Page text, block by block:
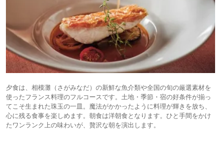
夕食は、相模灘（さがみなだ）の新鮮な魚介類や全国の旬の厳選素材を
使ったフランス料理のフルコースです。土地・季節・宿の好条件が揃っ
てこそ生まれた珠玉の一皿。魔法がかかったように料理が輝きを放ち、
心に残る食事を楽しめます。朝食は洋朝食となります。ひと手間をかけ
たワンランク上の味わいが、贅沢な朝を演出します。